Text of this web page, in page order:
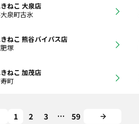
ねこ 大泉店
泉町古氷
ねこ 熊谷バイパス店
塚
ねこ 加茂店
町
1 2 3 … 59